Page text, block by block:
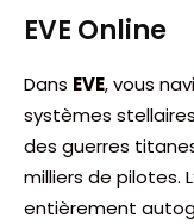
EVE Online
Dans EVE, vous
systèmes
des guerres
milliers de pilotes.
entièrement